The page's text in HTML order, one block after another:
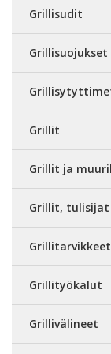
Grillisudit
Grillisuojukset
Grillit
Grillit ja
Grillit, tulisijat
Grillitarvikkeet
Grillityökalut
Grillivälineet